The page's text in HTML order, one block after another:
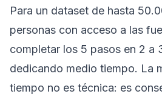
Para un dataset de hasta
personas con acceso a las
completar los 5 pasos en 2 a
dedicando medio tiempo. La
tiempo no es técnica: es